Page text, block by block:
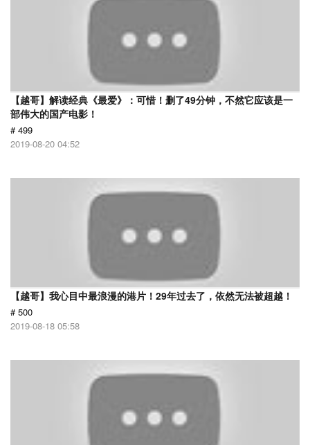
【越哥】解读经典《最爱》：可惜！删了49分钟，不然它应该是一
部伟大的国产电影！
# 499
2019-08-20 04:52
【越哥】我心目中最浪漫的港片！29年过去了，依然无法被超越！
# 500
2019-08-18 05:58